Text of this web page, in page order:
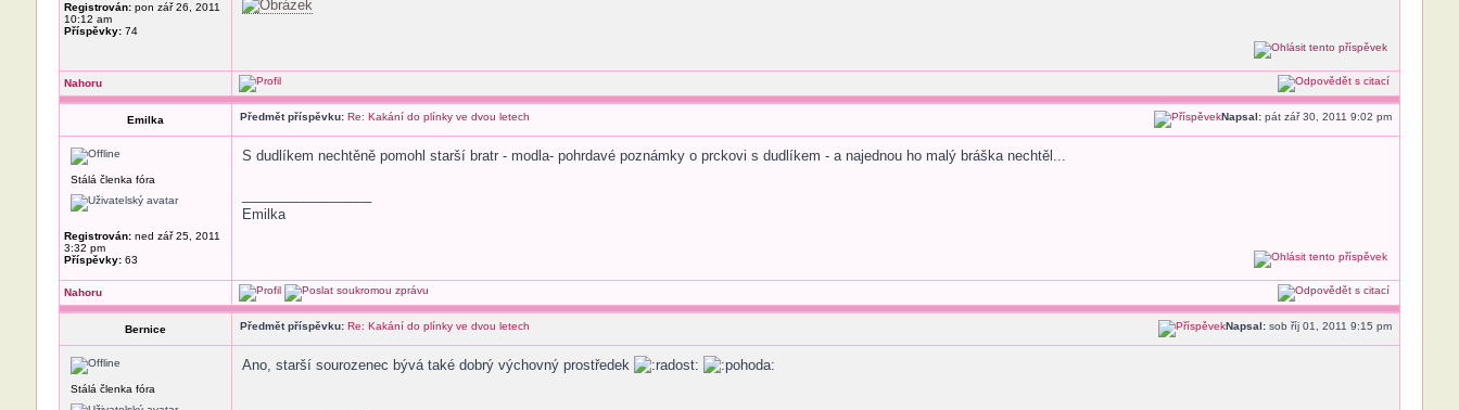
Registrován:pon zář 26, 2011
10:12 am
Příspěvky:74
Nahoru
Emilka Předmět příspěvku: Re: Kakání do plínky ve dvou letech Napsal:pát zář 30, 2011 9:02 pm
Stálá členka fóra
Registrován:ned zář 25, 2011
3:32 pm
Příspěvky:63
S dudlíkem nechtěně pomohl starší bratr - modla- pohrdavé poznámky o prckovi s dudlíkem - a najednou ho malý bráška nechtěl...
Emilka
Nahoru
Bernice Předmět příspěvku: Re: Kakání do plínky ve dvou letech Napsal:sob říj 01, 2011 9:15 pm
Stálá členka fóra
Ano, starší sourozenec bývá také dobrý výchovný prostředek